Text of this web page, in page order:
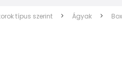
típus szerint Ágyak